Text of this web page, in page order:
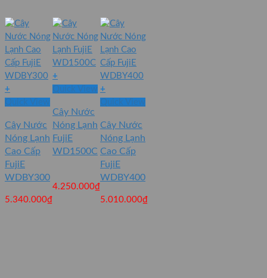
+
Quick View
Cây Nước
Nóng Lạnh
Cao Cấp
FujiE
WDBY300
5.340.000₫
+
Quick View
Cây Nước
Nóng Lạnh
FujiE
WD1500C
4.250.000₫
+
Quick View
Cây Nước
Nóng Lạnh
Cao Cấp
FujiE
WDBY400
5.010.000₫